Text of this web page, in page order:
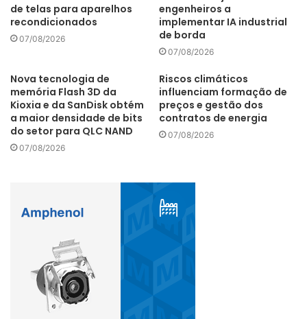
de telas para aparelhos
recondicionados
07/08/2026
engenheiros a
implementar IA industrial
de borda
07/08/2026
Nova tecnologia de
memória Flash 3D da
Kioxia e da SanDisk obtém
a maior densidade de bits
do setor para QLC NAND
07/08/2026
Riscos climáticos
influenciam formação de
preços e gestão dos
contratos de energia
07/08/2026